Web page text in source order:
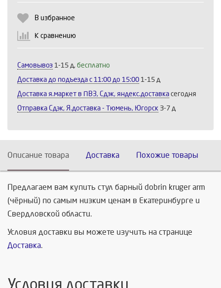
В избранное
К сравнению
Самовывоз 1-15 д, бесплатно
Доставка до подъезда c 11:00 до 15:00 1-15 д
Доставка я.маркет в ПВЗ, Сдэк, яндекс.доставка сегодня
Отправка Сдэк, Я.доставка - Тюмень, Югорск 3-7 д
Описание товара Доставка Похожие товары
Предлагаем вам купить стул барный dobrin kruger arm
(чёрный) по самым низким ценам в Екатеринбурге и
Свердловской области.
Условия доставки вы можете изучить на странице
Доставка.
Условия доставки